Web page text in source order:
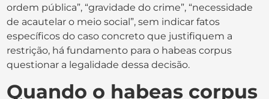
ordem pública”, “gravidade do crime”, “necessidade
de acautelar o meio social”, sem indicar fatos
específicos do caso concreto que justifiquem a
restrição, há fundamento para o habeas corpus
questionar a legalidade dessa decisão.
Quando o habeas corpus